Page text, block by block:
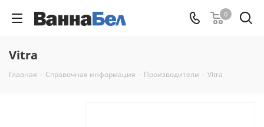
0
Vitra
Главная - Справочная информация - Производители - Vitra